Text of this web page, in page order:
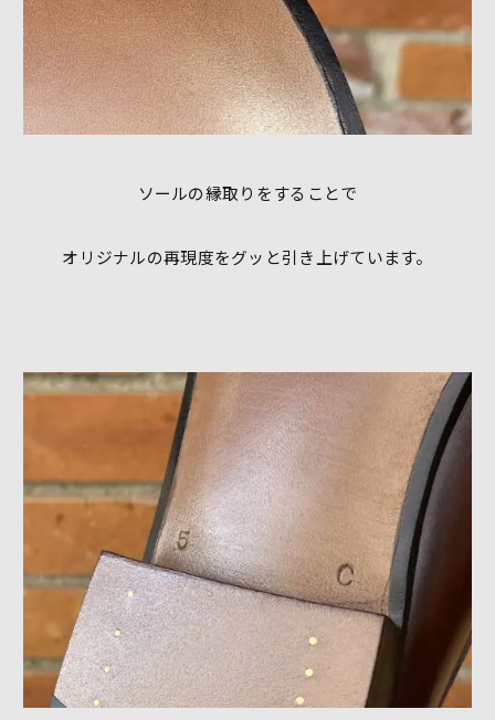
ソールの縁取りをすることで
オリジナルの再現度をグッと引き上げています。